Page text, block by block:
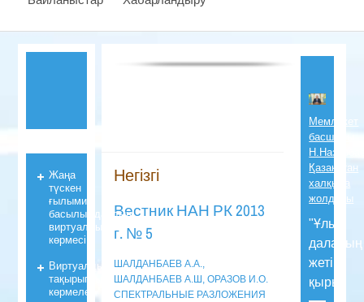
Негізгі
Вестник НАН РК 2013
г. № 5
ШАЛДАНБАЕВ А.А.,
ШАЛДАНБАЕВ А.Ш, ОРАЗОВ И.О.
СПЕКТРАЛЬНЫЕ РАЗЛОЖЕНИЯ
Мемлекет
басшысы
Қазақстан
халқына
жолдауы
"Ұлы
даланың
жеті
қыры"
Жаңа
түскен
ғылыми
басылымдардың
виртуалды
көрмесі
Виртуалды
тақырыпты
көрмелер